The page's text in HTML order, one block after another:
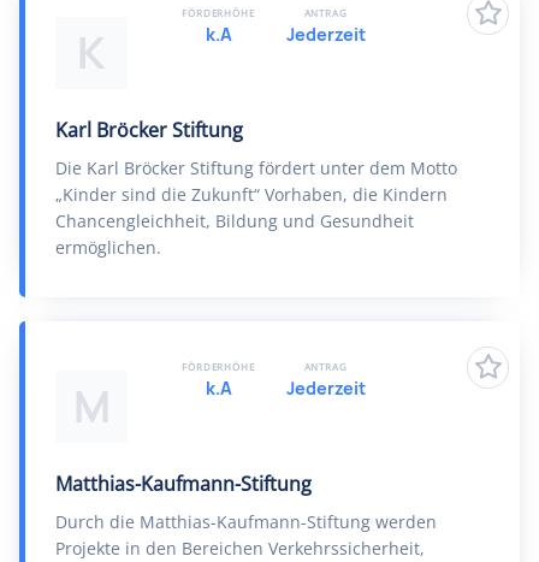
K
Karl Bröcker Stiftung
Die Karl Bröcker Stiftung fördert unter dem Motto
„Kinder sind die Zukunft“ Vorhaben, die Kindern
Chancengleichheit, Bildung und Gesundheit
ermöglichen.
FÖRDERHÖHE
k.A
ANTRAG
Jederzeit
M
Matthias-Kaufmann-Stiftung
Durch die Matthias-Kaufmann-Stiftung werden
Projekte in den Bereichen Verkehrssicherheit,
FÖRDERHÖHE
k.A
ANTRAG
Jederzeit